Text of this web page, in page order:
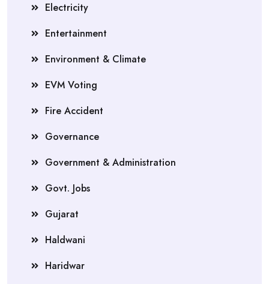
Electricity
Entertainment
Environment & Climate
EVM Voting
Fire Accident
Governance
Government & Administration
Govt. Jobs
Gujarat
Haldwani
Haridwar